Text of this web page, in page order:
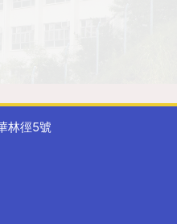
林徑5號